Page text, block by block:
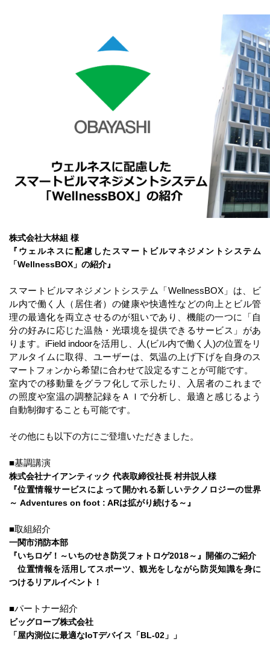
株式会社大林組 様
『ウェルネスに配慮したスマートビルマネジメントシステム
「WellnessBOX」の紹介』
スマートビルマネジメントシステム「WellnessBOX」は、ビ
ル内で働く人（居住者）の健康や快適性などの向上とビル管
理の最適化を両立させるのが狙いであり、機能の一つに「自
分の好みに応じた温熱・ 光環境を提供できるサービス」があ
ります。iField indoorを活用し、人(ビル内で働く人)の位置をリ
アルタイムに取得、ユーザーは、気温の上げ下げを自身のス
マートフォンから希望に合わせて設定るすことが可能です。
室内での移動量をグラフ化して示したり、入居者のこれまで
の照度や室温の調整記録をＡＩで分析し、最適と感じるよう
自動制御することも可能です。
その他にも以下の方にご登壇いただきました。
■基調講演
株式会社ナイアンティック 代表取締役社長 村井説人様
『位置情報サービスによって開かれる新しいテクノロジーの世界
～ Adventures on foot : ARは拡がり続ける～』
■取組紹介
一関市消防本部
『いちロゲ！～いちのせき防災フォトロゲ2018～』開催のご紹介
位置情報を活用してスポーツ、観光をしながら防災知識を身に
つけるリアルイベント！
■パートナー紹介
ビッグローブ株式会社
「屋内測位に最適なIoTデバイス「BL-02」」